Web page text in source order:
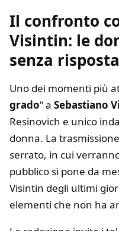
Il confronto
Visintin: le
senza risposta
Uno dei momenti più
grado” a Sebastiano
Resinovich e unico
donna. La
serrato, in cui
pubblico si pone da
Visintin degli ultimi
elementi che non ha